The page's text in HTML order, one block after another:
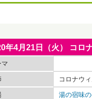
年4月21日（火） コロ
マ
コロナウ
湯の宿味